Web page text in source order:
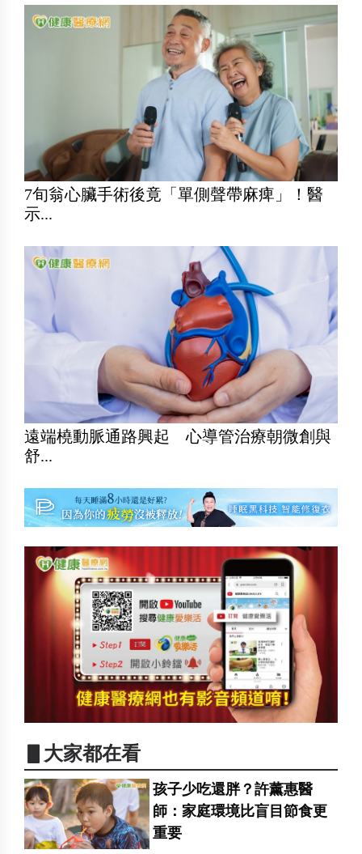
7旬翁心臟手術後竟「單側聲帶麻痺」！醫
示...
遠端橈動脈通路興起 心導管治療朝微創與
舒...
▋大家都在看
孩子少吃還胖？許薰惠醫
師：家庭環境比盲目節食更
重要